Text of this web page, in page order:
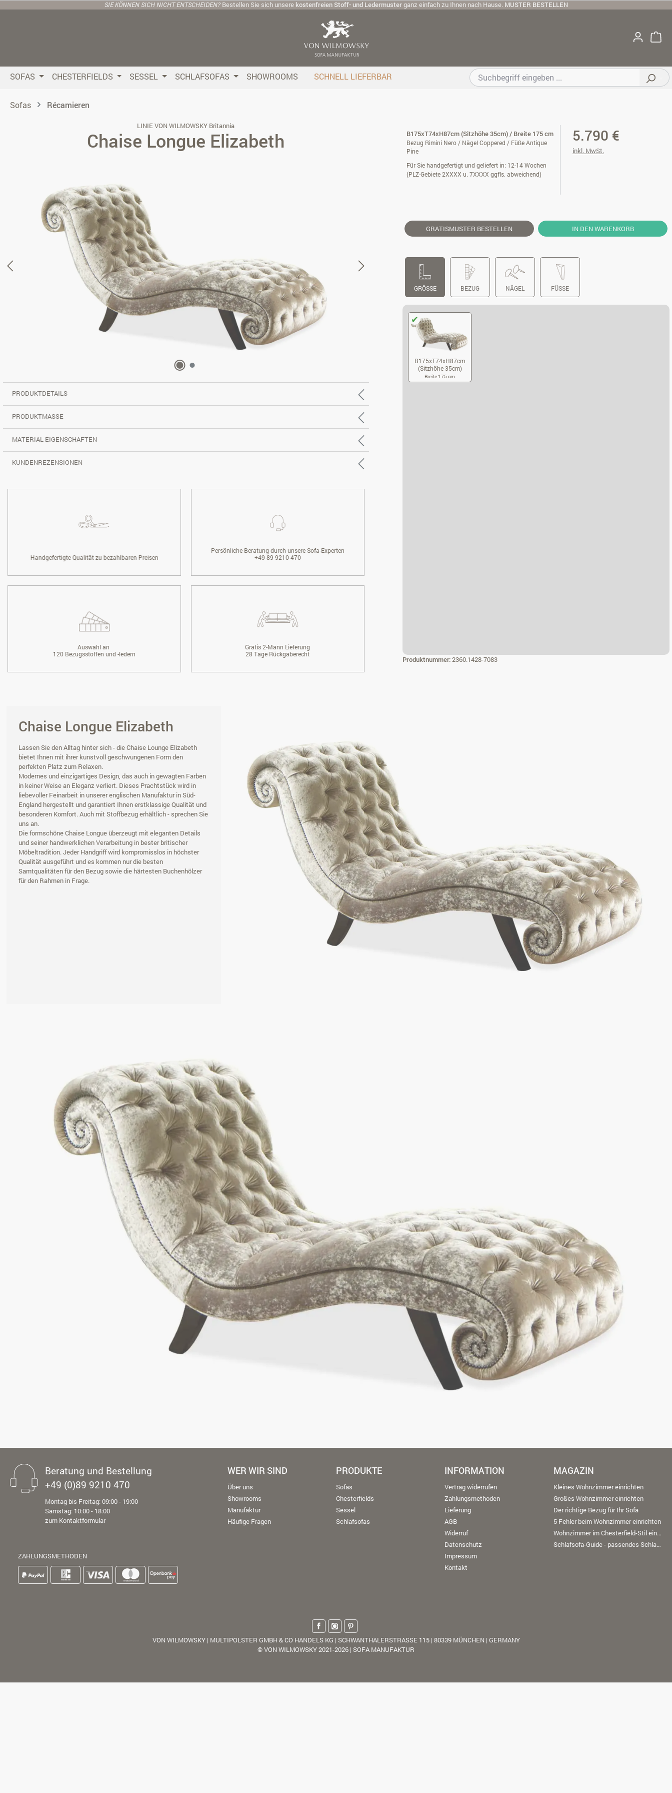
Hauptinhalt springen
Zur Suche springen
Zur Hauptnavigation springen
SIE KÖNNEN SICH NICHT ENTSCHEIDEN? Bestellen Sie sich unsere kostenfreien Stoff- und Ledermusterganz einfach zu Ihnen nach Hause. MUSTER BESTELLEN
SOFAS CHESTERFIELDS SESSEL SCHLAFSOFAS SHOWROOMS SCHNELL LIEFERBAR
Sofas Récamieren
LINIE VON WILMOWSKY Britannia
Chaise Longue Elizabeth B175xT74xH87cm (Sitzhöhe 35cm) / Breite 175 cm
Bezug Rimini Nero / Nägel Coppered / Füße Antique
Pine
Für Sie handgefertigt und geliefert in: 12-14 Wochen
(PLZ-Gebiete 2XXXX u. 7XXXX ggfls. abweichend)
5.790 €
inkl. MwSt.
GRATISMUSTER BESTELLEN IN DEN WARENKORB
GRÖSSE BEZUG NÄGEL FÜSSE
B175xT74xH87cm
(Sitzhöhe 35cm)
Breite 175 cm
Produktnummer:2360.1428-7083
PRODUKTDETAILS
PRODUKTMASSE
MATERIAL EIGENSCHAFTEN
KUNDENREZENSIONEN
Handgefertigte Qualität zu bezahlbaren Preisen
Persönliche Beratung durch unsere Sofa-Experten
+49 89 9210 470
Auswahl an
120 Bezugsstoffen und -ledern
Gratis 2-Mann Lieferung
28 Tage Rückgaberecht
Chaise Longue Elizabeth
Lassen Sie den Alltag hinter sich - die Chaise Lounge Elizabeth
bietet Ihnen mit ihrer kunstvoll geschwungenen Form den
perfekten Platz zum Relaxen.
Modernes und einzigartiges Design, das auch in gewagten Farben
in keiner Weise an Eleganz verliert. Dieses Prachtstück wird in
liebevoller Feinarbeit in unserer englischen Manufaktur in Süd-
England hergestellt und garantiert Ihnen erstklassige Qualität und
besonderen Komfort. Auch mit Stoffbezug erhältlich - sprechen Sie
uns an.
Die formschöne Chaise Longue überzeugt mit eleganten Details
und seiner handwerklichen Verarbeitung in bester britischer
Möbeltradition. Jeder Handgriff wird kompromisslos in höchster
Qualität ausgeführt und es kommen nur die besten
Samtqualitäten für den Bezug sowie die härtesten Buchenhölzer
für den Rahmen in Frage.
Beratung und Bestellung
+49 (0)89 9210 470
Montag bis Freitag: 09:00 - 19:00
Samstag: 10:00 - 18:00
zum Kontaktformular
ZAHLUNGSMETHODEN
WER WIR SIND
Über uns
Showrooms
Manufaktur
Häufige Fragen
PRODUKTE
Sofas
Chesterfields
Sessel
Schlafsofas
INFORMATION
Vertrag widerrufen
Zahlungsmethoden
Lieferung
AGB
Widerruf
Datenschutz
Impressum
Kontakt
MAGAZIN
Kleines Wohnzimmer einrichten
Großes Wohnzimmer einrichten
Der richtige Bezug für Ihr Sofa
5 Fehler beim Wohnzimmer einrichten
Wohnzimmer im Chesterfield-Stil einrichten
Schlafsofa-Guide - passendes Schlafsofa finden
VON WILMOWSKY | MULTIPOLSTER GMBH & CO HANDELS KG | SCHWANTHALERSTRASSE 115 | 80339 MÜNCHEN | GERMANY
© VON WILMOWSKY 2021-2026 | SOFA MANUFAKTUR